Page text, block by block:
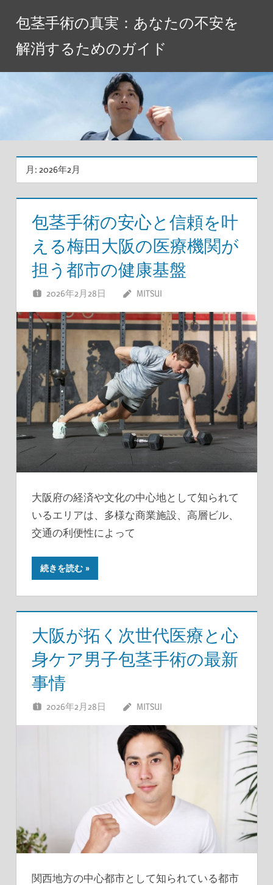
包茎手術の真実：あなたの不安を
解消するためのガイド
月: 2026年2月
包茎手術の安心と信頼を叶
える梅田大阪の医療機関が
担う都市の健康基盤
2026年2月28日 MITSUI
大阪府の経済や文化の中心地として知られて
いるエリアは、多様な商業施設、高層ビル、
交通の利便性によって
続きを読む
大阪が拓く次世代医療と心
身ケア男子包茎手術の最新
事情
2026年2月28日 MITSUI
関西地方の中心都市として知られている都市